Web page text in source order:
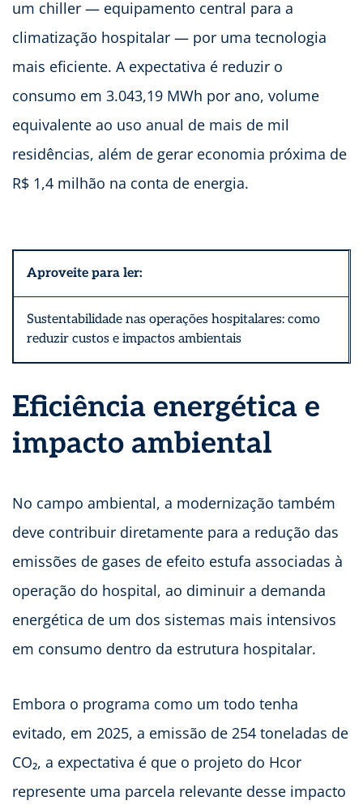
um chiller — equipamento central para a
climatização hospitalar — por uma tecnologia
mais eficiente. A expectativa é reduzir o
consumo em 3.043,19 MWh por ano, volume
equivalente ao uso anual de mais de mil
residências, além de gerar economia próxima de
R$ 1,4 milhão na conta de energia.
Aproveite para ler:
Sustentabilidade nas operações hospitalares: como
reduzir custos e impactos ambientais
Eficiência energética e
impacto ambiental
No campo ambiental, a modernização também
deve contribuir diretamente para a redução das
emissões de gases de efeito estufa associadas à
operação do hospital, ao diminuir a demanda
energética de um dos sistemas mais intensivos
em consumo dentro da estrutura hospitalar.
Embora o programa como um todo tenha
evitado, em 2025, a emissão de 254 toneladas de
CO₂, a expectativa é que o projeto do Hcor
represente uma parcela relevante desse impacto